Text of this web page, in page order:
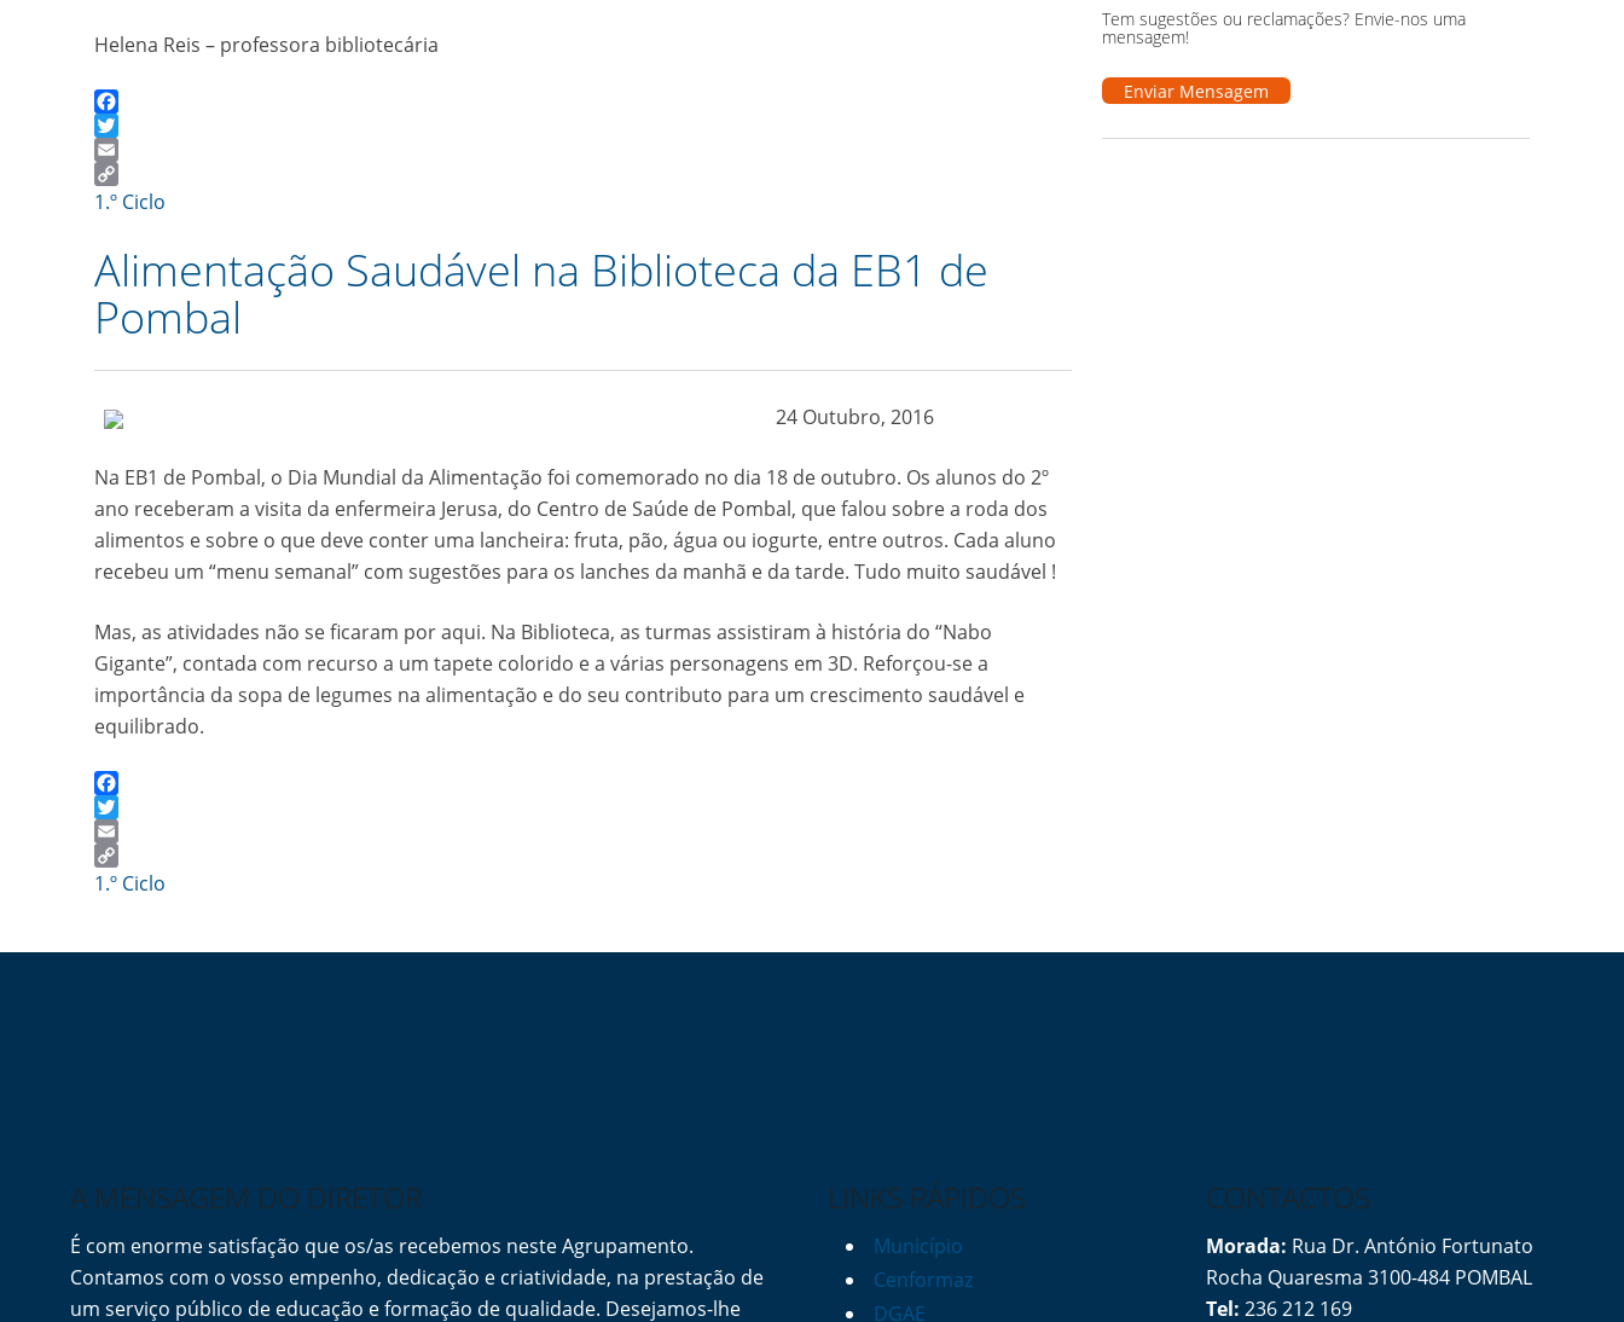
Helena Reis – professora bibliotecária
Facebook
Twitter
Email
Copy
1.º Ciclo
Alimentação Saudável na Biblioteca da EB1 de
Pombal
24 Outubro, 2016
Na EB1 de Pombal, o Dia Mundial da Alimentação foi comemorado no dia 18 de outubro. Os alunos do 2º
ano receberam a visita da enfermeira Jerusa, do Centro de Saúde de Pombal, que falou sobre a roda dos
alimentos e sobre o que deve conter uma lancheira: fruta, pão, água ou iogurte, entre outros. Cada aluno
recebeu um “menu semanal” com sugestões para os lanches da manhã e da tarde. Tudo muito saudável !
Mas, as atividades não se ficaram por aqui. Na Biblioteca, as turmas assistiram à história do “Nabo
Gigante”, contada com recurso a um tapete colorido e a várias personagens em 3D. Reforçou-se a
importância da sopa de legumes na alimentação e do seu contributo para um crescimento saudável e
equilibrado.
Facebook
Twitter
Email
Copy
1.º Ciclo
Tem sugestões ou reclamações? Envie-nos uma
mensagem!
Enviar Mensagem
A MENSAGEM DO DIRETOR
É com enorme satisfação que os/as recebemos neste Agrupamento.
Contamos com o vosso empenho, dedicação e criatividade, na prestação de
um serviço público de educação e formação de qualidade. Desejamos-lhe
LINKS RÁPIDOS
Município
Cenformaz
DGAE
CONTACTOS
Morada: Rua Dr. António Fortunato
Rocha Quaresma 3100-484 POMBAL
Tel: 236 212 169